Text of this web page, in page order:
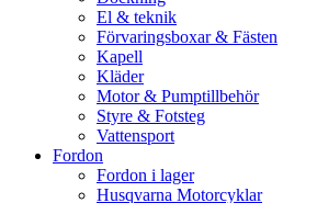
El & teknik
Förvaringsboxar & Fästen
Kapell
Kläder
Motor & Pumptillbehör
Styre & Fotsteg
Vattensport
Fordon
Fordon i lager
Husqvarna Motorcyklar